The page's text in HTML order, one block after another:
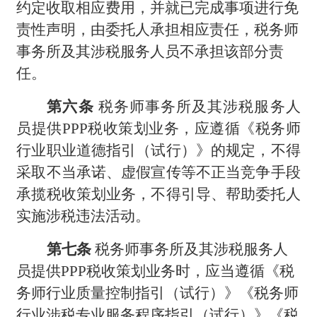
约定收取相应费用，并就已完成事项进行免
责性声明，由委托人承担相应责任，税务师
事务所及其涉税服务人员不承担该部分责
任。
第六条 税务师事务所及其涉税服务人
员提供PPP税收策划业务，应遵循《税务师
行业职业道德指引（试行）》的规定， 不得
采取不当承诺、虚假宣传等不正当竞争手段
承揽税收策划业务，不得引导、帮助委托人
实施涉税违法活动。
第七条税务师事务所及其涉税服务人
员提供PPP税收策划业务时，应当遵循《税
务师行业质量控制指引（试行）》《税务师